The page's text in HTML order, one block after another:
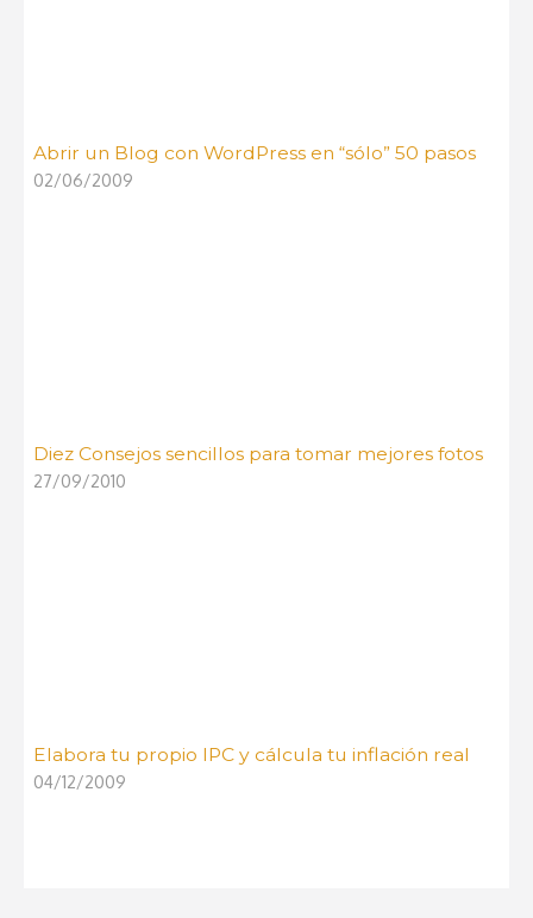
Abrir un Blog con WordPress en “sólo” 50 pasos
02/06/2009
Diez Consejos sencillos para tomar mejores fotos
27/09/2010
Elabora tu propio IPC y cálcula tu inflación real
04/12/2009